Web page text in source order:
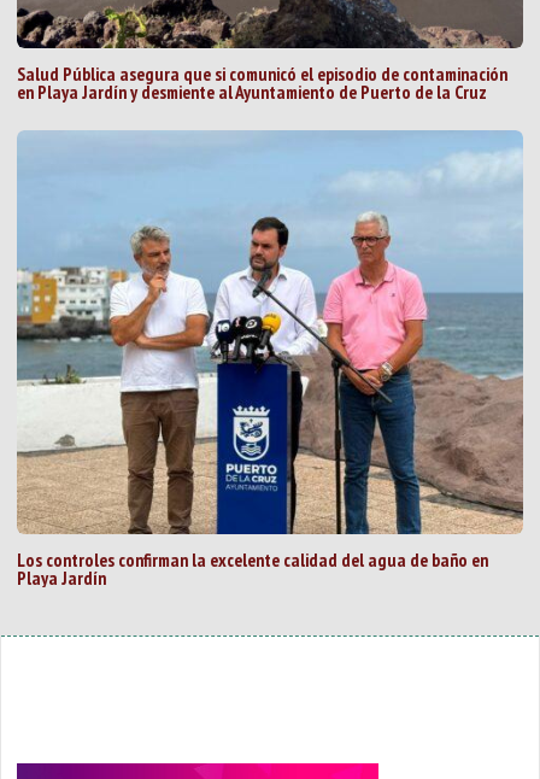
Salud Pública asegura que si comunicó el episodio de contaminación
en Playa Jardín y desmiente al Ayuntamiento de Puerto de la Cruz
Los controles confirman la excelente calidad del agua de baño en
Playa Jardín